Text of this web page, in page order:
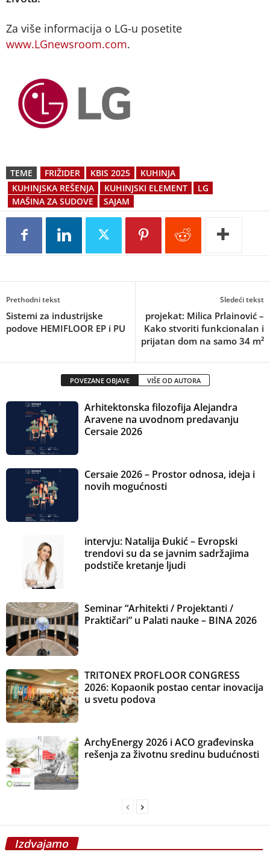
Za više informacija o LG-u posetite
www.LGnewsroom.com.
TEME FRIŽIDER KBIS 2025
KUHINJA
KUHINJSKA REŠENJA
KUHINJSKI ELEMENT
LG
MAŠINA ZA SUDOVE
SAJAM
Prethodni tekst
Sistemi za industrijske
podove HEMIFLOOR EP i PU
Sledeći tekst
projekat: Milica Prlainović –
Kako stvoriti funkcionalan i
prijatan dom na samo 34 m²
POVEZANE OBJAVE VIŠE OD AUTORA
Arhitektonska filozofija Alejandra
Aravene na uvodnom predavanju
Cersaie 2026
Cersaie 2026 – Prostor odnosa, ideja i
novih mogućnosti
intervju: Natalija Đukić – Evropski
trendovi su da se javnim sadržajima
podstiče kretanje ljudi
Seminar “Arhitekti / Projektanti /
Praktičari” u Palati nauke – BINA 2026
TRITONEX PROFLOOR CONGRESS
2026: Kopaonik postao centar inovacija
u svetu podova
ArchyEnergy 2026 i ACO građevinska
rešenja za životnu sredinu budućnosti
Izdvajamo